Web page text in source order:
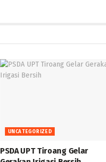
UNCATEGORIZED
PSDA UPT Tiroang Gelar